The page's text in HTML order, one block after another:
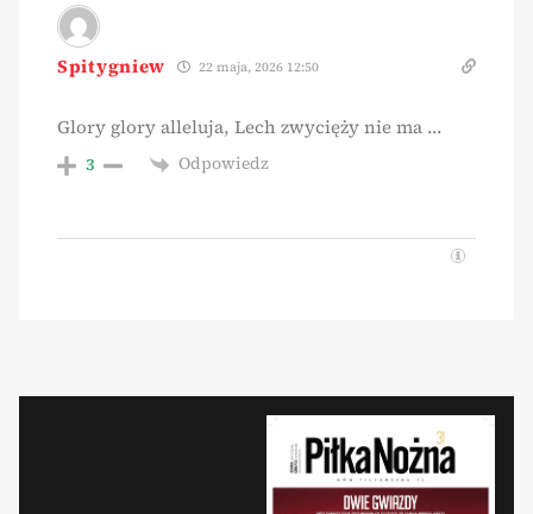
Spitygniew 22 maja, 2026 12:50
Glory glory alleluja, Lech zwycięży nie ma …
3 Odpowiedz